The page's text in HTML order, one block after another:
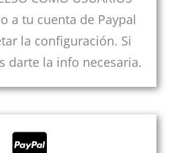
a tu cuenta de Paypal
la configuración. Si
darte la info necesaria.